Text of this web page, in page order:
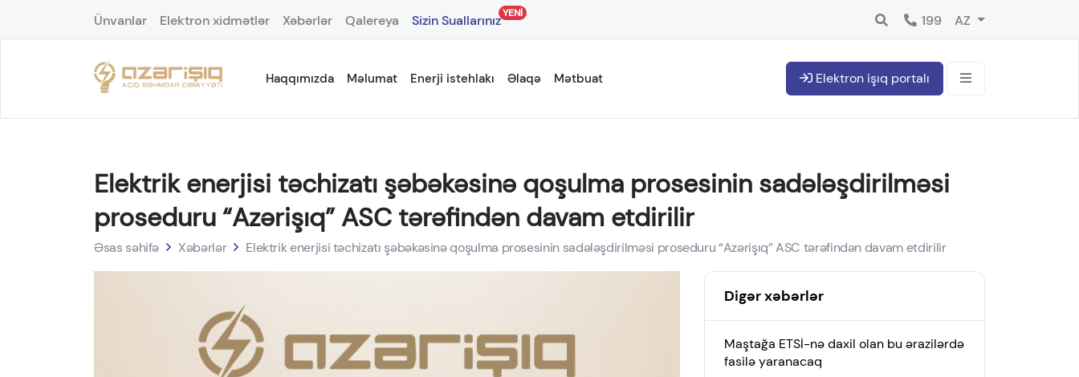
Ünvanlar Elektron xidmətlər Xəbərlər Qalereya Sizin SuallarınızYENİ 199 AZ
Haqqımızda Məlumat Enerji istehlakı Əlaqə Mətbuat Elektron işıq portalı
Elektrik enerjisi təchizatı şəbəkəsinə qoşulma prosesinin sadələşdirilməsi
proseduru “Azərişıq” ASC tərəfindən davam etdirilir
Əsas səhifə Xəbərlər Elektrik enerjisi təchizatı şəbəkəsinə qoşulma prosesinin sadələşdirilməsi proseduru “Azərişıq” ASC tərəfindən davam etdirilir
Digər xəbərlər
Maştağa ETSİ-nə daxil olan bu ərazilərdə
fasilə yaranacaq